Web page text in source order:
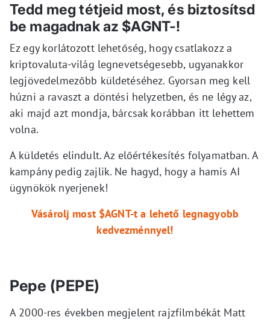
Tedd meg tétjeid most, és biztosítsd
be magadnak az $AGNT-!
Ez egy korlátozott lehetőség, hogy csatlakozz a
kriptovaluta-világ legnevetségesebb, ugyanakkor
legjövedelmezőbb küldetéséhez. Gyorsan meg kell
húzni a ravaszt a döntési helyzetben, és ne légy az,
aki majd azt mondja, bárcsak korábban itt lehettem
volna.
A küldetés elindult. Az előértékesítés folyamatban. A
kampány pedig zajlik. Ne hagyd, hogy a hamis AI
ügynökök nyerjenek!
Vásárolj most $AGNT-t a lehető legnagyobb
kedvezménnyel!
Pepe (PEPE)
A 2000-res években megjelent rajzfilmbékát Matt